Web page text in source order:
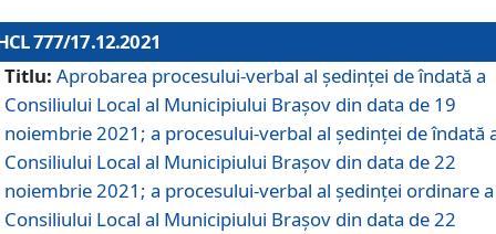
777/17.12.2021
Titlu: Aprobarea procesului-verbal al şedinţei de îndată a
Consiliului Local al Municipiului Braşov din data de 19
noiembrie 2021; a procesului-verbal al şedinţei de îndată
Consiliului Local al Municipiului Braşov din data de 22
noiembrie 2021; a procesului-verbal al şedinţei ordinare a
Consiliului Local al Municipiului Braşov din data de 22